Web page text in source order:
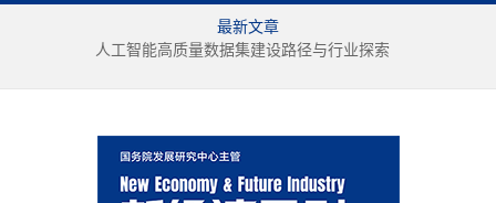
最新文章
人工智能高质量数据集建设路径与行业探索